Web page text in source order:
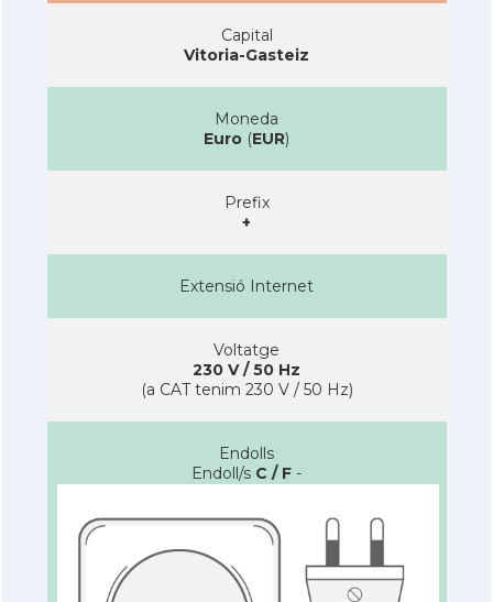
Capital
Vitoria-Gasteiz
Moneda
Euro (EUR)
Prefix
+
Extensió Internet
Voltatge
230 V / 50 Hz
(a CAT tenim 230 V / 50 Hz)
Endolls
Endoll/s C / F -